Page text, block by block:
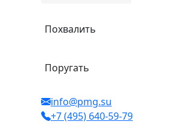
Похвалить
Поругать
info@pmg.su
+7 (495) 640-59-79